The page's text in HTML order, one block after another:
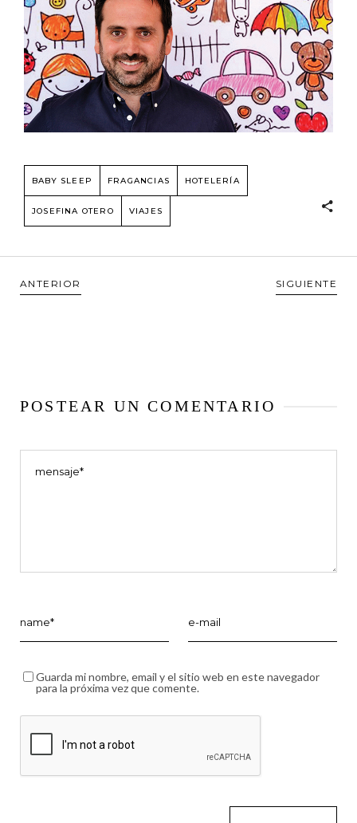
BABY SLEEP FRAGANCIAS HOTELERÍA
JOSEFINA OTERO VIAJES
ANTERIOR SIGUIENTE
POSTEAR UN COMENTARIO
Guarda mi nombre, email y el sitio web en este navegador
para la próxima vez que comente.